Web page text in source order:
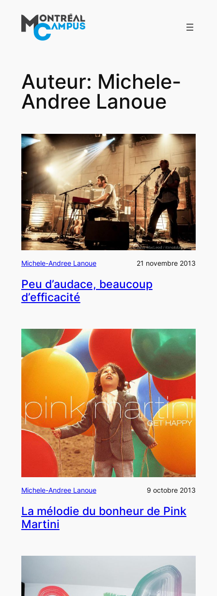
contenu
Auteur: Michele-
Andree Lanoue
Michele-Andree Lanoue 21 novembre 2013
Peu d’audace, beaucoup
d’efficacité
Michele-Andree Lanoue 9 octobre 2013
La mélodie du bonheur de Pink
Martini